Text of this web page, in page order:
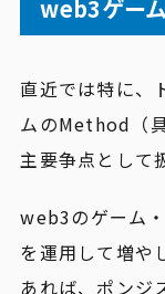
web3ゲー
直近では特に、
ムのMethod（
主要争点として
web3のゲーム
を運用して増や
あれば、ポンジ